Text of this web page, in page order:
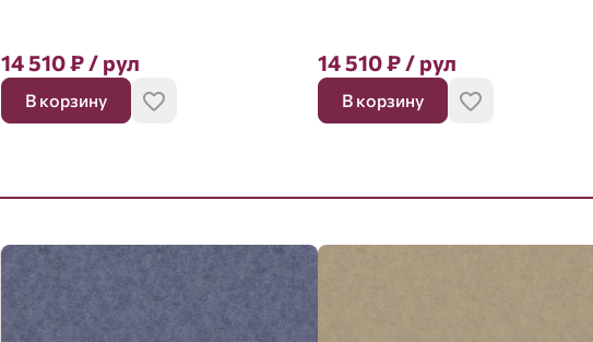
14 510₽/ рул
В корзину
14 510₽/ рул
В корзину